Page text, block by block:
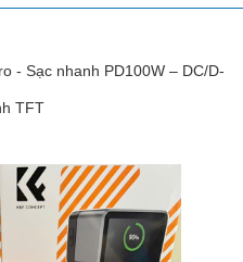
- Sạc nhanh PD100W – DC/D-
TFT